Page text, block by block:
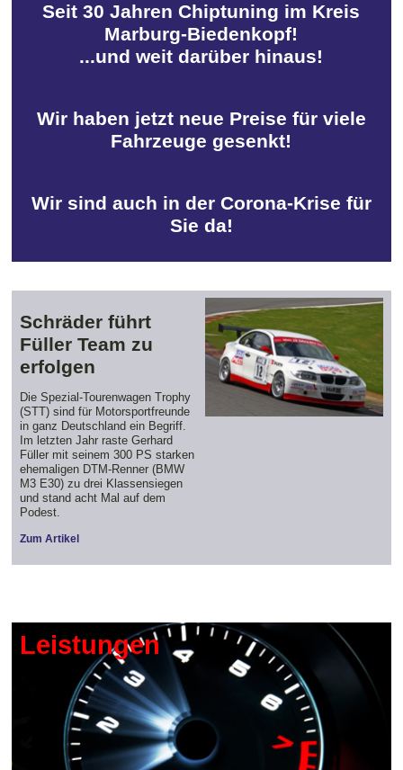
Seit 30 Jahren Chiptuning im Kreis
Marburg-Biedenkopf!
...und weit darüber hinaus!
Wir haben jetzt neue Preise für viele
Fahrzeuge gesenkt!
Wir sind auch in der Corona-Krise für
Sie da!
Schräder führt
Füller Team zu
erfolgen
Die Spezial-Tourenwagen Trophy
(STT) sind für Motorsportfreunde
in ganz Deutschland ein Begriff.
Im letzten Jahr raste Gerhard
Füller mit seinem 300 PS starken
ehemaligen DTM-Renner (BMW
M3 E30) zu drei Klassensiegen
und stand acht Mal auf dem
Podest.
Zum Artikel
Leistungen